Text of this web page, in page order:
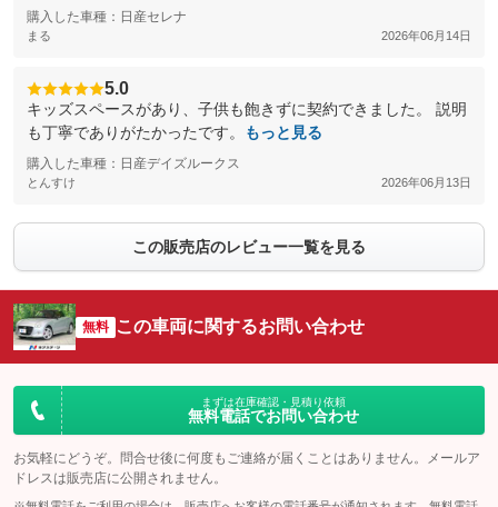
購入した車種：日産セレナ
まる 2026年06月14日
5.0
キッズスペースがあり、子供も飽きずに契約できました。 説明
も丁寧でありがたかったです。
もっと見る
購入した車種：日産デイズルークス
とんすけ 2026年06月13日
この販売店のレビュー一覧を見る
無料 この車両に関するお問い合わせ
まずは在庫確認・見積り依頼
無料電話でお問い合わせ
お気軽にどうぞ。問合せ後に何度もご連絡が届くことはありません。メールア
ドレスは販売店に公開されません。